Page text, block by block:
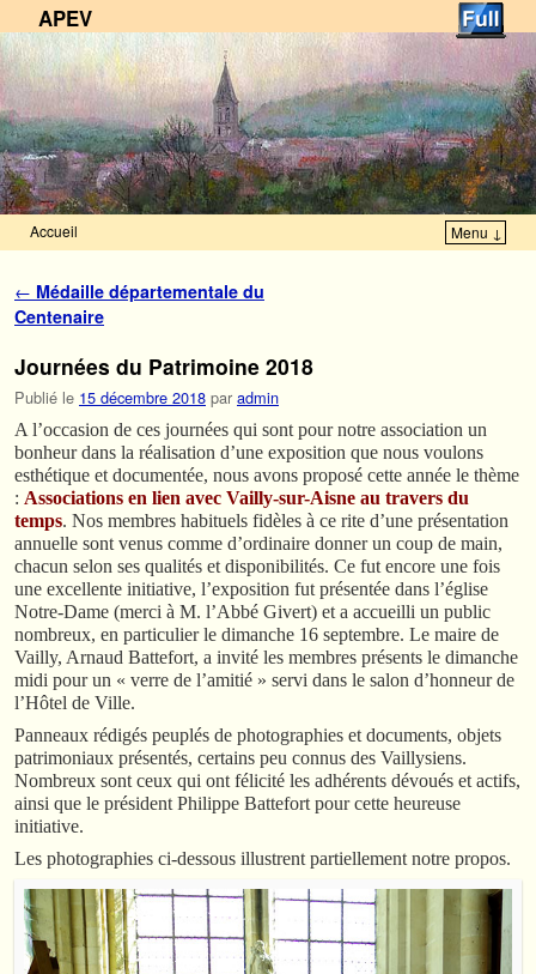
APEV
Accueil Menu ↓
Navigation des articles
← Médaille départementale du
Centenaire
Journées du Patrimoine 2018
Publié le 15 décembre 2018 par admin
A l’occasion de ces journées qui sont pour notre association un
bonheur dans la réalisation d’une exposition que nous voulons
esthétique et documentée, nous avons proposé cette année le thème
: Associations en lien avec Vailly-sur-Aisne au travers du
temps. Nos membres habituels fidèles à ce rite d’une présentation
annuelle sont venus comme d’ordinaire donner un coup de main,
chacun selon ses qualités et disponibilités. Ce fut encore une fois
une excellente initiative, l’exposition fut présentée dans l’église
Notre-Dame (merci à M. l’Abbé Givert) et a accueilli un public
nombreux, en particulier le dimanche 16 septembre. Le maire de
Vailly, Arnaud Battefort, a invité les membres présents le dimanche
midi pour un « verre de l’amitié » servi dans le salon d’honneur de
l’Hôtel de Ville.
Panneaux rédigés peuplés de photographies et documents, objets
patrimoniaux présentés, certains peu connus des Vaillysiens.
Nombreux sont ceux qui ont félicité les adhérents dévoués et actifs,
ainsi que le président Philippe Battefort pour cette heureuse
initiative.
Les photographies ci-dessous illustrent partiellement notre propos.